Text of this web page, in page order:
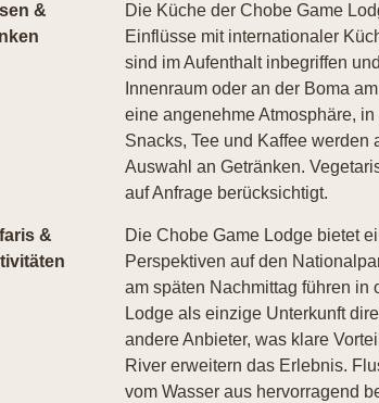
&
Die Küche der Chobe Game
Einflüsse mit internationaler
sind im Aufenthalt inbegriffen
Innenraum oder an der Boma
eine angenehme Atmosphäre,
Snacks, Tee und Kaffee
Auswahl an Getränken.
auf Anfrage berücksichtigt.
&
Die Chobe Game Lodge bietet
Perspektiven auf den
am späten Nachmittag führen in
Lodge als einzige Unterkunft
andere Anbieter, was klare
River erweitern das Erlebnis.
vom Wasser aus hervorragend